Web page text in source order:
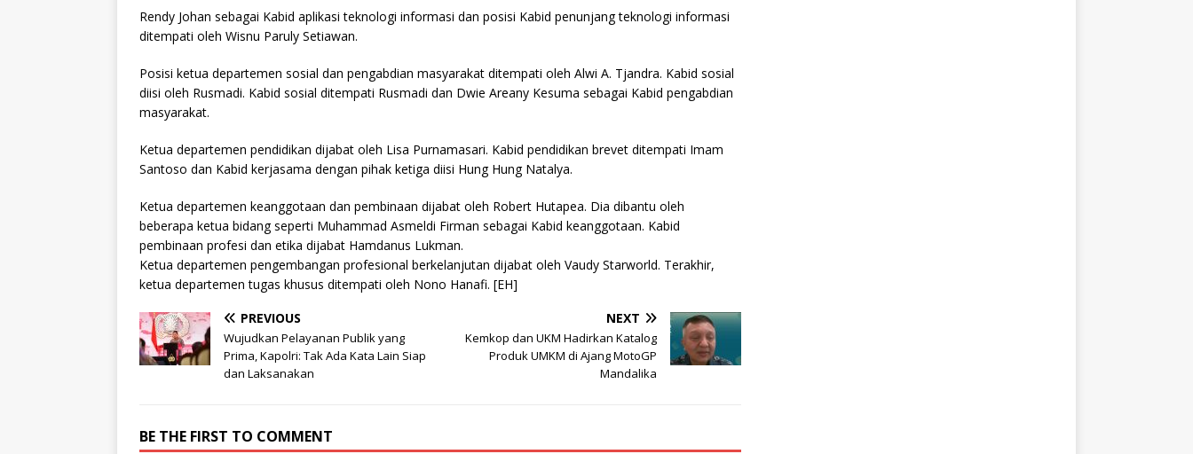
Rendy Johan sebagai Kabid aplikasi teknologi informasi dan posisi Kabid penunjang teknologi informasi
ditempati oleh Wisnu Paruly Setiawan.
Posisi ketua departemen sosial dan pengabdian masyarakat ditempati oleh Alwi A. Tjandra. Kabid sosial
diisi oleh Rusmadi. Kabid sosial ditempati Rusmadi dan Dwie Areany Kesuma sebagai Kabid pengabdian
masyarakat.
Ketua departemen pendidikan dijabat oleh Lisa Purnamasari. Kabid pendidikan brevet ditempati Imam
Santoso dan Kabid kerjasama dengan pihak ketiga diisi Hung Hung Natalya.
Ketua departemen keanggotaan dan pembinaan dijabat oleh Robert Hutapea. Dia dibantu oleh
beberapa ketua bidang seperti Muhammad Asmeldi Firman sebagai Kabid keanggotaan. Kabid
pembinaan profesi dan etika dijabat Hamdanus Lukman.
Ketua departemen pengembangan profesional berkelanjutan dijabat oleh Vaudy Starworld. Terakhir,
ketua departemen tugas khusus ditempati oleh Nono Hanafi. [EH]
PREVIOUS
Wujudkan Pelayanan Publik yang
Prima, Kapolri: Tak Ada Kata Lain Siap
dan Laksanakan
NEXT
Kemkop dan UKM Hadirkan Katalog
Produk UMKM di Ajang MotoGP
Mandalika
BE THE FIRST TO COMMENT